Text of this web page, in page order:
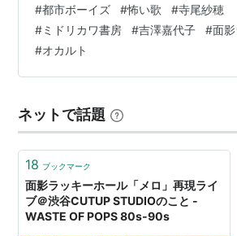
ろ」に数曲を追加したアルバム「代
ジャーデビュー。
賛」との事。
2000年、リーダーであるSinner-
地に一戸建て購入。8000万円のロー
る為、バンド活動は自粛・・・・・
2007年、7年ぶり新作シングル「パ
産まれて間もない娘を車の中で死な
たが、あの岸本さんも｢えぇ…｣って感じ
した笑 今回紹介していただいていた歌
す。 open.spotify.com
open.spotify.com open.spotify.com
#都市ボーイズ #怖い歌 #寺尾紗穂
#ミドリカワ書房 #吉澤嘉代子 #面
#オカルト
ネットで話題
18 ブックマーク
面影ラッキーホール「メロ」再現ライ
ブ＠渋谷CUTUP STUDIOのこと -
WASTE OF POPS 80s-90s